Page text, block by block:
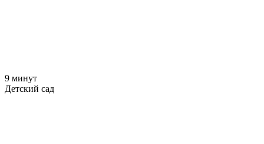
9 минут
Детский сад